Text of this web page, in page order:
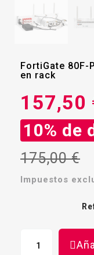
FortiGate 80F-
en rack
175,00 €
157,50
10% de
Impuestos